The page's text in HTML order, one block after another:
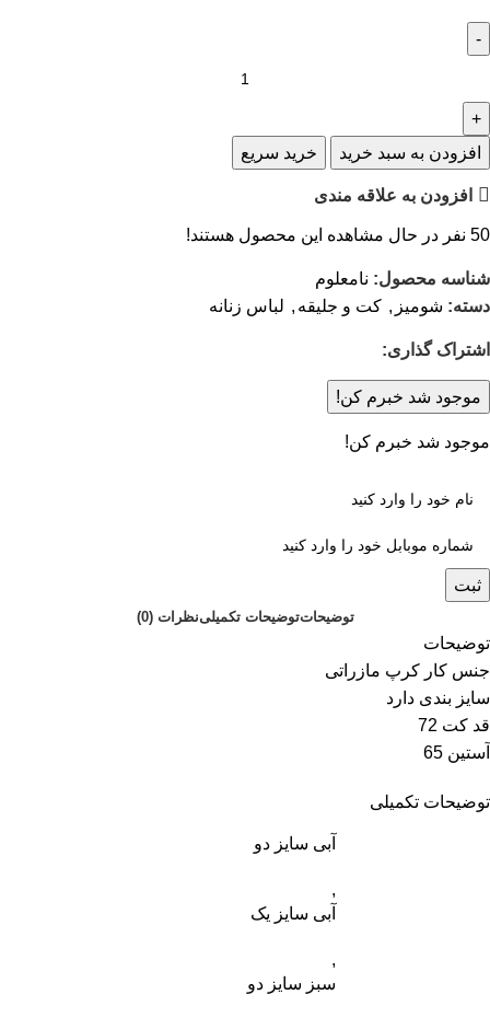
افزودن به سبد خرید خرید سریع
افزودن به علاقه مندی
50 نفر در حال مشاهده این محصول هستند!
شناسه محصول: نامعلوم
دسته: شومیز , کت و جلیقه , لباس زنانه
اشتراک گذاری:
موجود شد خبرم کن!
موجود شد خبرم کن!
ثبت
توضیحاتتوضیحات تکمیلینظرات (0)
توضیحات
جنس کار کرپ مازراتی
سایز بندی دارد
قد کت 72
آستین 65
توضیحات تکمیلی
آبی سایز دو
,
آبی سایز یک
,
سبز سایز دو